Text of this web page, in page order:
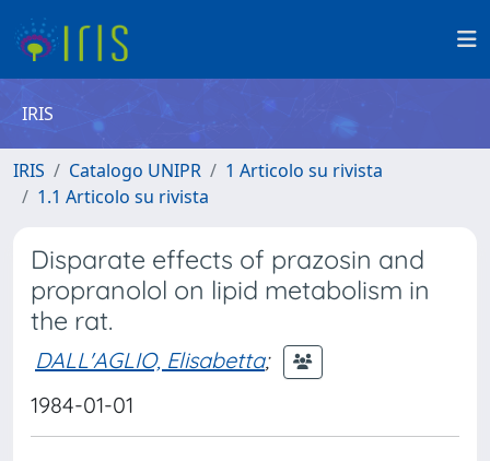
IRIS
IRIS Catalogo UNIPR
1 Articolo su rivista
1.1 Articolo su rivista
Disparate effects of prazosin and
propranolol on lipid metabolism in
the rat.
DALL'AGLIO, Elisabetta;
1984-01-01